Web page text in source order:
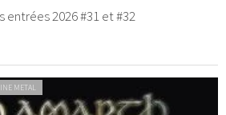
entrées 2026 #31 et #32
METAL